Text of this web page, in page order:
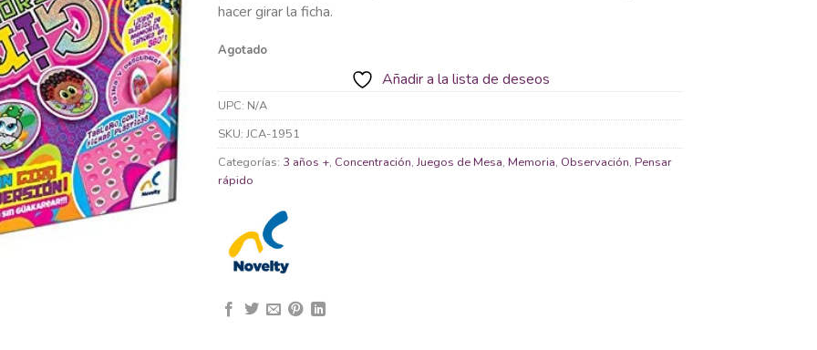
hacer girar la ficha.
Agotado
Añadir a la lista de deseos
UPC: N/A
SKU: JCA-1951
Categorías: 3 años +, Concentración,Juegos de Mesa, Memoria, Observación, Pensar
rápido